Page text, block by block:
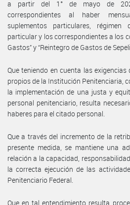
a partir del 1° de mayo de
correspondientes al haber
suplementos particulares, régimen
particular y los correspondientes a los
Gastos” y “Reintegro de Gastos de
Que teniendo en cuenta las
propios de la Institución Penitenciaria,
la implementación de una justa y
personal penitenciario, resulta
haberes para el citado personal.
Que a través del incremento de la
presente medida, se mantiene una
relación a la capacidad,
la correcta ejecución de las
Penitenciario Federal.
Que en tal entendimiento resulta